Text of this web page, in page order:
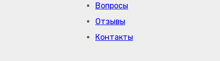
Вопросы
Отзывы
Контакты